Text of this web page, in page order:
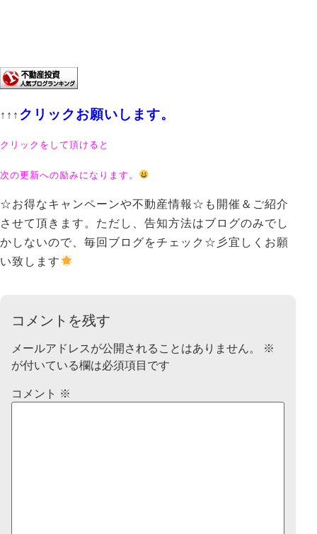
↑↑↑ クリックお願いします。
クリックをして頂けると
次の更新への励みになります。
☆お得なキャンペーンや不動産情報☆も開催＆ご紹介
させて頂きます。ただし、告知方法はブログのみでし
かしないので、毎回ブログをチェック☆彡宜しくお願
い致します
コメントを残す
メールアドレスが公開されることはありません。
※
が付いている欄は必須項目です
コメント ※